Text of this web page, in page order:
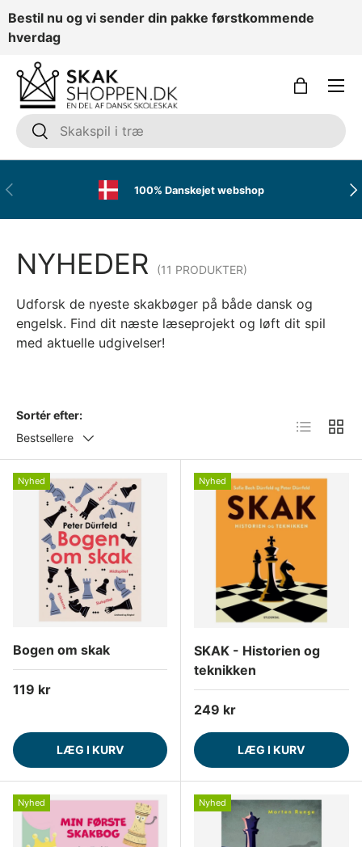
GÅ TIL INDHOLD
Bestil nu og vi sender din pakke førstkommende
hverdag
SøgSøg
Kurv
Menu
FORRIGE 100% Danskejet webshop
NYHEDER (11 PRODUKTER)
Udforsk de nyeste skakbøger på både dansk og
engelsk. Find dit næste læseprojekt og løft dit spil
med aktuelle udgivelser!
Sortér efter:
Bestsellere
Liste Gitter
Nyhed
Bogen om skak
Normalpris
119 kr
LÆG I KURV
Nyhed
SKAK - Historien og
teknikken
Normalpris
249 kr
LÆG I KURV
Nyhed Nyhed